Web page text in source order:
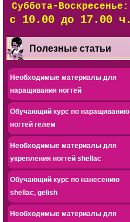
Суббота-Воскресенье:
с 10.00 до 17.00 ч.
Полезные статьи
Необходимые материалы для
наращивания ногтей
Обучающий курс по наращиванию
ногтей гелем
Необходимые материалы для
укрепления ногтей shellac
Обучающий курс по нанесению
shellac, gelish
Необходимые материалы для